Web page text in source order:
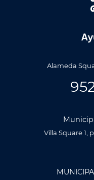
Alameda
Villa Square 1,